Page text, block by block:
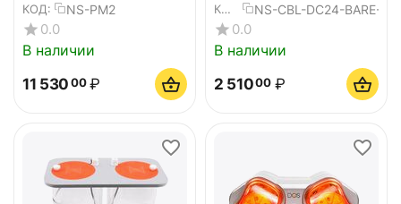
КОД: NS-PM2
0.0
В наличии
11 530 00 ₽
КОД: NS-CBL-DC24-BARE-10
0.0
В наличии
2 51000 ₽